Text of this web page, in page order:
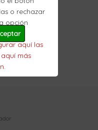
o rechazar
opción
aquí las
más
.